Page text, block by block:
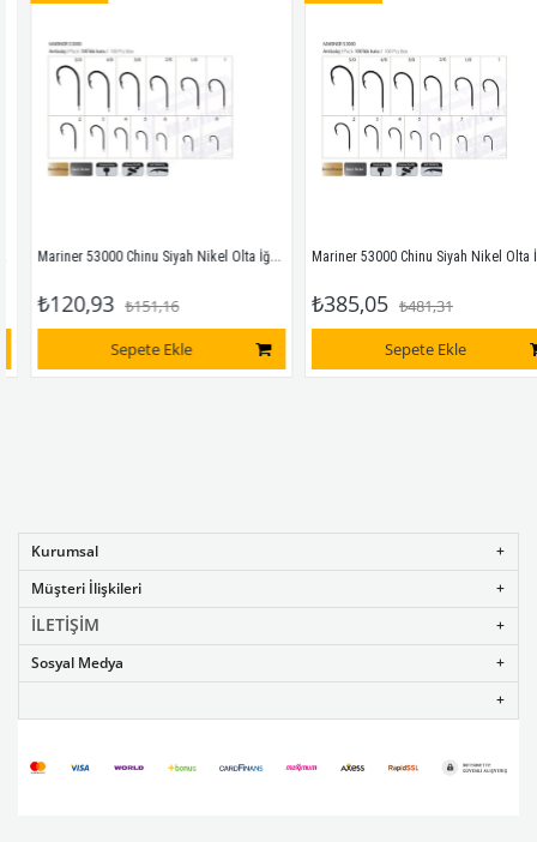
Mariner 53000 Chinu Siyah Nikel Olta İğnesi No:8 Siyah Nikel
₺120,93 ₺151,16
Sepete Ekle
Mariner 53000
₺385,05 ₺481,31
Sepete Ekle
Kurumsal
Müşteri İlişkileri
İLETİŞİM
Sosyal Medya